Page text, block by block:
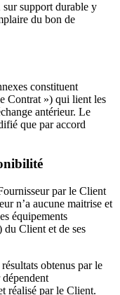
support durable y
du bon de
constituent
Contrat ») qui lient les
antérieur. Le
que par accord
par le Client
n’a aucune maitrise et
équipements
Client et de ses
obtenus par le
réalisé par le Client.